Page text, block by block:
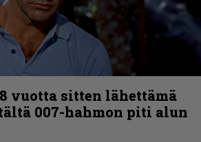
vuotta sitten lähettämä
007-hahmon piti alun